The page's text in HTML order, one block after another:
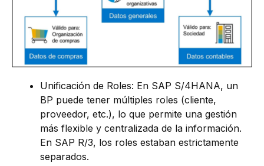
Unificación de Roles: En SAP S/4HANA, un
BP puede tener múltiples roles (cliente,
proveedor, etc.), lo que permite una gestión
más flexible y centralizada de la información.
En SAP R/3, los roles estaban estrictamente
separados.